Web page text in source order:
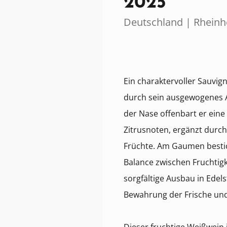
Deutschland |
Ein charaktervoller
durch sein
der Nase offenbart er
Zitrusnoten, ergänzt
Früchte. Am Gaumen
Balance zwischen
sorgfältige Ausbau in
Bewahrung der Frische